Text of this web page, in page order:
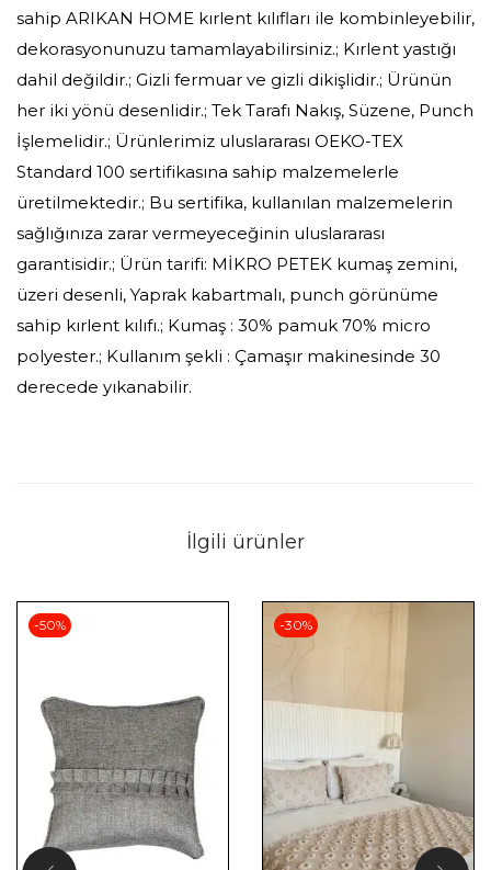
sahip ARIKAN HOME kırlent kılıfları ile kombinleyebilir,
dekorasyonunuzu tamamlayabilirsiniz.; Kırlent yastığı
dahil değildir.; Gizli fermuar ve gizli dikişlidir.; Ürünün
her iki yönü desenlidir.; Tek Tarafı Nakış, Süzene, Punch
İşlemelidir.; Ürünlerimiz uluslararası OEKO-TEX
Standard 100 sertifikasına sahip malzemelerle
üretilmektedir.; Bu sertifika, kullanılan malzemelerin
sağlığınıza zarar vermeyeceğinin uluslararası
garantisidir.; Ürün tarifi: MİKRO PETEK kumaş zemini,
üzeri desenli, Yaprak kabartmalı, punch görünüme
sahip kırlent kılıfı.; Kumaş : 30% pamuk 70% micro
polyester.; Kullanım şekli : Çamaşır makinesinde 30
derecede yıkanabilir.
İlgili ürünler
-50% -30%